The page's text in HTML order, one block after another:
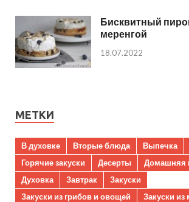
Бисквитный
меренгой
18.07.2022
МЕТКИ
В духовке Вторые блюда Выпечка
Горячие закуски
Десерты
Домашняя
Духовка
Завтрак
Закуски
Закуски из грибов и овощей
Закуски